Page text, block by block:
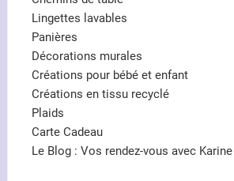
Lingettes lavables
Panières
Décorations murales
Créations pour bébé et enfant
Créations en tissu recyclé
Plaids
Carte Cadeau
Le Blog : Vos rendez-vous avec Karine